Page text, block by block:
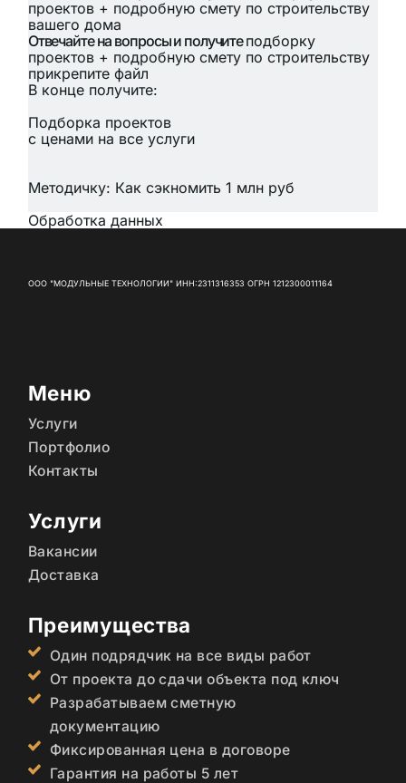
проектов + подробную смету по строительству
вашего дома
Отвечайте на вопросы и получитеподборку
проектов + подробную смету по строительству
прикрепите файл
В конце получите:
Подборка проектов
с ценами на все услуги
Методичку: Как сэкномить 1 млн руб
Обработка данных
ООО "МОДУЛЬНЫЕ ТЕХНОЛОГИИ" ИНН:2311316353 ОГРН 1212300011164
Меню
Услуги
Портфолио
Контакты
Услуги
Вакансии
Доставка
Преимущества
Один подрядчик на все виды работ
От проекта до сдачи объекта под ключ
Разрабатываем сметную
документацию
Фиксированная цена в договоре
Гарантия на работы 5 лет